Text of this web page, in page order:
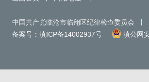
中国共产党临沧市临翔区纪律检查委员会
备案号：滇ICP备14002937号
滇公网